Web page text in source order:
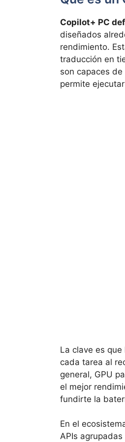
Copilot+ PC
diseñados
rendimiento.
traducción en
son capaces
permite
La clave es que
cada tarea al
general, GPU
el mejor
fundirte la
En el
APIs